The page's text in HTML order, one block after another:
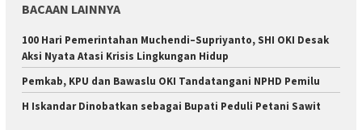
BACAAN LAINNYA
100 Hari Pemerintahan Muchendi–Supriyanto, SHI OKI Desak
Aksi Nyata Atasi Krisis Lingkungan Hidup
Pemkab, KPU dan Bawaslu OKI Tandatangani NPHD Pemilu
H Iskandar Dinobatkan sebagai Bupati Peduli Petani Sawit